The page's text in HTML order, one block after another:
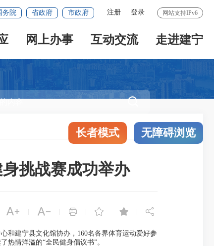
网站支持IPv6
注册 登录
务院 省政府 市政府
网上办事 互动交流 走进建宁

长者模式 无障碍浏览
挑战赛成功举办
     
和建宁县文化馆协办， 160名各界体育运动爱好参
热情洋溢的“全民健身倡议书”。